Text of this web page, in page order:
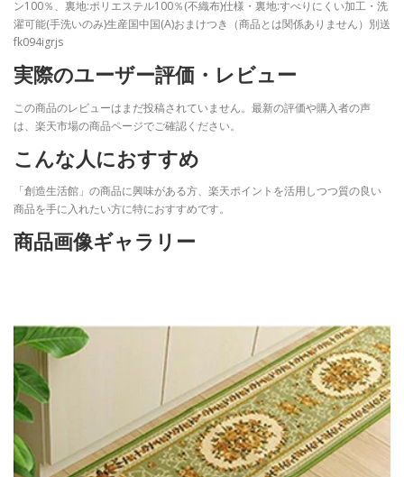
ン100％、裏地:ポリエステル100％(不織布)仕様・裏地:すべりにくい加工・洗
濯可能(手洗いのみ)生産国中国(A)おまけつき（商品とは関係ありません）別送
fk094igrjs
実際のユーザー評価・レビュー
この商品のレビューはまだ投稿されていません。最新の評価や購入者の声
は、楽天市場の商品ページでご確認ください。
こんな人におすすめ
「創造生活館」の商品に興味がある方、楽天ポイントを活用しつつ質の良い
商品を手に入れたい方に特におすすめです。
商品画像ギャラリー